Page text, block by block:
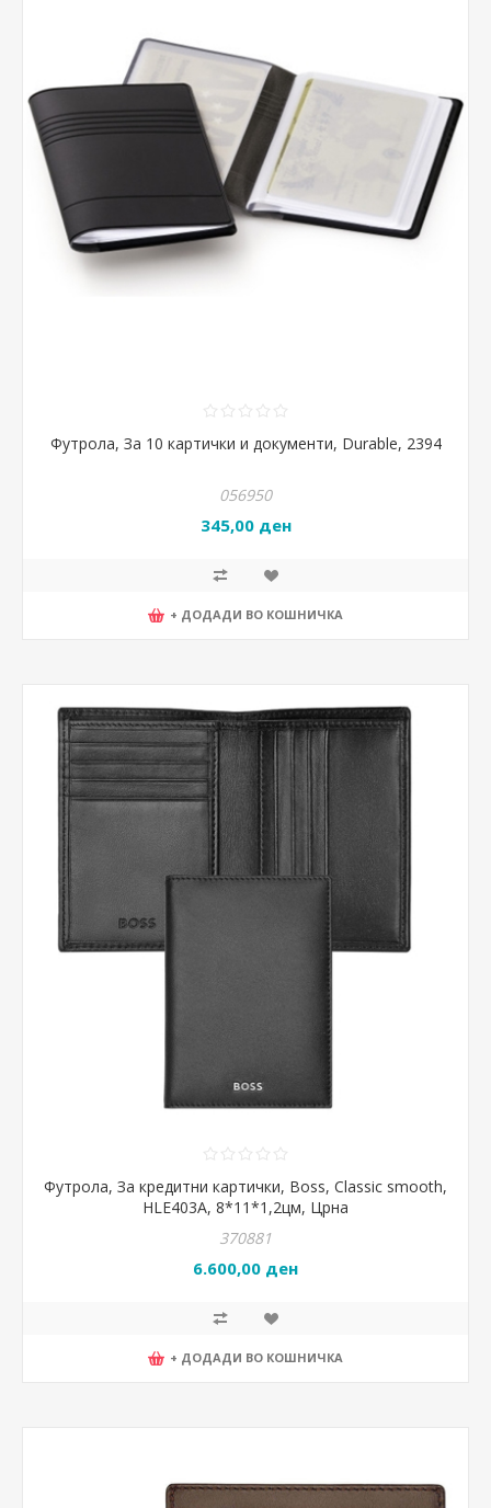
Футрола, За 10 картички и документи, Durable, 2394
056950
345,00 ден
+ ДОДАДИ ВО КОШНИЧКА
Футрола, За кредитни картички, Boss, Classic smooth,
HLE403A, 8*11*1,2цм, Црна
370881
6.600,00 ден
+ ДОДАДИ ВО КОШНИЧКА